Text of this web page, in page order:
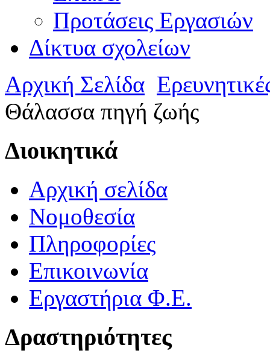
Προτάσεις Εργασιών
Δίκτυα σχολείων
Αρχική Σελίδα
Θάλασσα πηγή ζωής
Διοικητικά
Αρχική σελίδα
Νομοθεσία
Πληροφορίες
Επικοινωνία
Εργαστήρια Φ.Ε.
Δραστηριότητες